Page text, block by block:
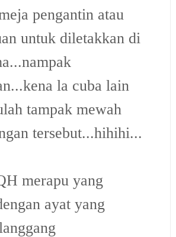
pengantin atau
untuk diletakkan di
la cuba lain
tampak mewah
tersebut...hihihi...
merapu yang
ayat yang